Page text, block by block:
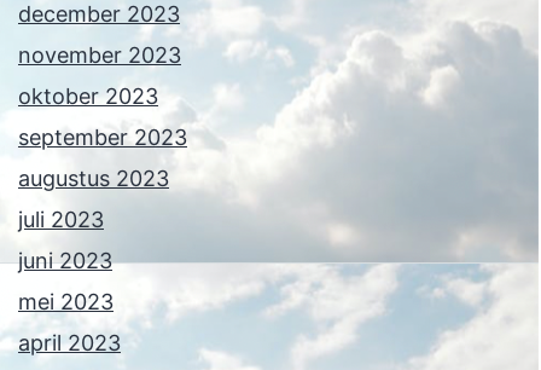
december 2023
november 2023
oktober 2023
september 2023
augustus 2023
juli 2023
juni 2023
mei 2023
april 2023